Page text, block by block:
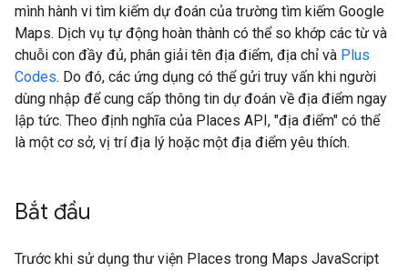
mình hành vi tìm kiếm dự đoán của trường tìm kiếm Google
Maps. Dịch vụ tự động hoàn thành có thể so khớp các từ và
chuỗi con đầy đủ, phân giải tên địa điểm, địa chỉ và Plus
Codes. Do đó, các ứng dụng có thể gửi truy vấn khi người
dùng nhập để cung cấp thông tin dự đoán về địa điểm ngay
lập tức. Theo định nghĩa của Places API, "địa điểm" có thể
là một cơ sở, vị trí địa lý hoặc một địa điểm yêu thích.
Bắt đầu
Trước khi sử dụng thư viện Places trong Maps JavaScript